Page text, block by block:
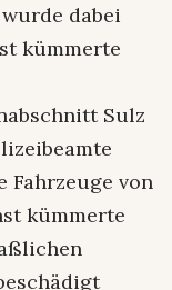
dabei
kümmerte
Sulz
Fahrzeuge von
kümmerte